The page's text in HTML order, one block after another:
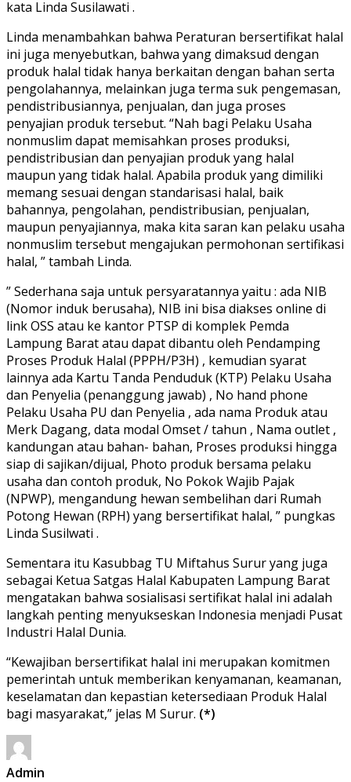
kata Linda Susilawati .
Linda menambahkan bahwa Peraturan bersertifikat halal
ini juga menyebutkan, bahwa yang dimaksud dengan
produk halal tidak hanya berkaitan dengan bahan serta
pengolahannya, melainkan juga terma suk pengemasan,
pendistribusiannya, penjualan, dan juga proses
penyajian produk tersebut. “Nah bagi Pelaku Usaha
nonmuslim dapat memisahkan proses produksi,
pendistribusian dan penyajian produk yang halal
maupun yang tidak halal. Apabila produk yang dimiliki
memang sesuai dengan standarisasi halal, baik
bahannya, pengolahan, pendistribusian, penjualan,
maupun penyajiannya, maka kita saran kan pelaku usaha
nonmuslim tersebut mengajukan permohonan sertifikasi
halal, ” tambah Linda.
” Sederhana saja untuk persyaratannya yaitu : ada NIB
(Nomor induk berusaha), NIB ini bisa diakses online di
link OSS atau ke kantor PTSP di komplek Pemda
Lampung Barat atau dapat dibantu oleh Pendamping
Proses Produk Halal (PPPH/P3H) , kemudian syarat
lainnya ada Kartu Tanda Penduduk (KTP) Pelaku Usaha
dan Penyelia (penanggung jawab) , No hand phone
Pelaku Usaha PU dan Penyelia , ada nama Produk atau
Merk Dagang, data modal Omset / tahun , Nama outlet ,
kandungan atau bahan- bahan, Proses produksi hingga
siap di sajikan/dijual, Photo produk bersama pelaku
usaha dan contoh produk, No Pokok Wajib Pajak
(NPWP), mengandung hewan sembelihan dari Rumah
Potong Hewan (RPH) yang bersertifikat halal, ” pungkas
Linda Susilwati .
Sementara itu Kasubbag TU Miftahus Surur yang juga
sebagai Ketua Satgas Halal Kabupaten Lampung Barat
mengatakan bahwa sosialisasi sertifikat halal ini adalah
langkah penting menyukseskan Indonesia menjadi Pusat
Industri Halal Dunia.
“Kewajiban bersertifikat halal ini merupakan komitmen
pemerintah untuk memberikan kenyamanan, keamanan,
keselamatan dan kepastian ketersediaan Produk Halal
bagi masyarakat,” jelas M Surur. (*)
Admin